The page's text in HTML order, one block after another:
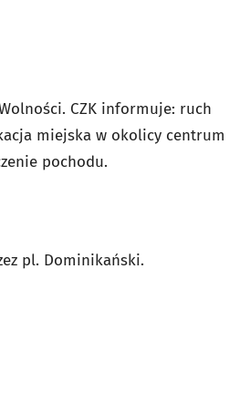
CZK informuje: ruch
miejska w okolicy centrum
pochodu.
pl. Dominikański.